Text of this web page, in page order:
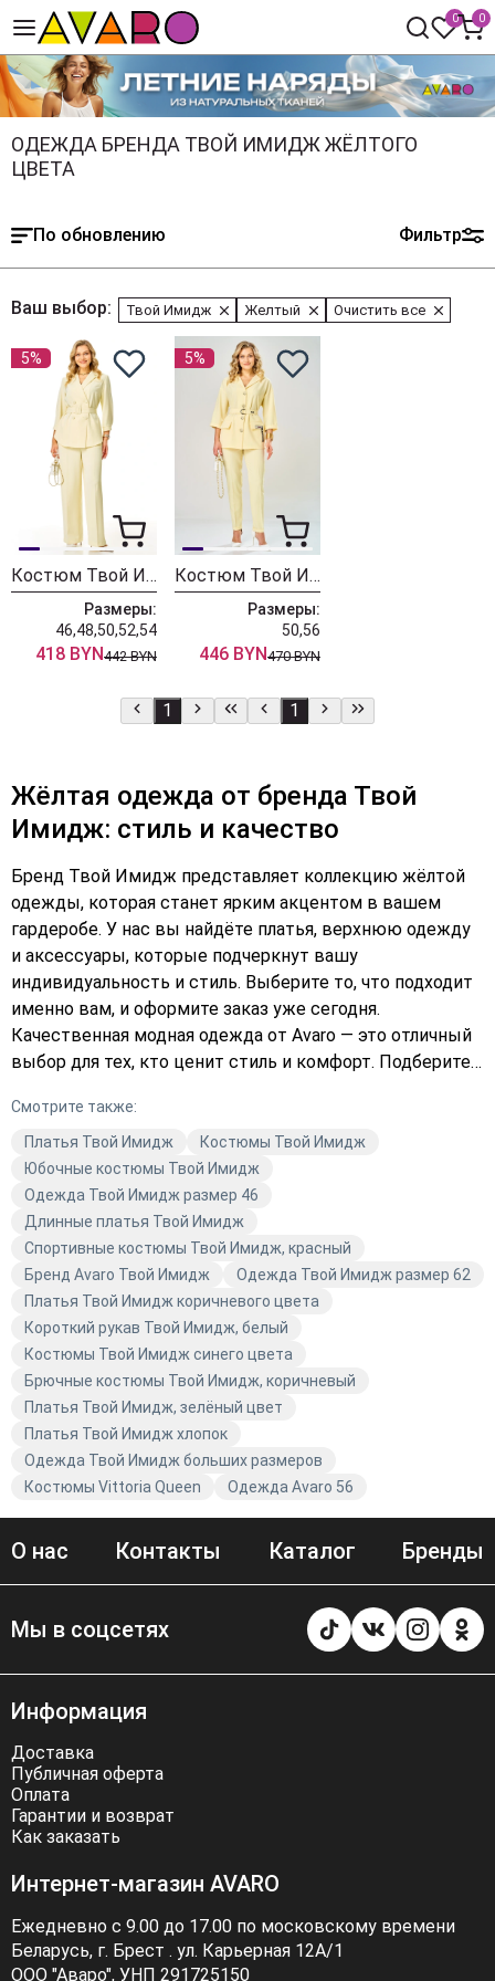
0 0
ОДЕЖДА БРЕНДА ТВОЙ ИМИДЖ ЖЁЛТОГО
ЦВЕТА
По обновлению Фильтр
Ваш выбор: Твой Имидж Желтый Очистить все
5%
Костюм Твой Имидж 2405 шампань
Размеры:
46,48,50,52,54
418 BYN442 BYN
5%
Костюм Твой Имидж 2379 лимонный
Размеры:
50,56
446 BYN470 BYN
1 1
Жёлтая одежда от бренда Твой
Имидж: стиль и качество
Бренд Твой Имидж представляет коллекцию жёлтой
одежды, которая станет ярким акцентом в вашем
гардеробе. У нас вы найдёте платья, верхнюю одежду
и аксессуары, которые подчеркнут вашу
индивидуальность и стиль. Выберите то, что подходит
именно вам, и оформите заказ уже сегодня.
Качественная модная одежда от Avaro — это отличный
выбор для тех, кто ценит стиль и комфорт. Подберите
соответствовать последним трендам моды. Закажите
с доставкой прямо сейчас и добавьте яркие вещи в
свой гардероб. В Avaro вы найдёте всё, что нужно для
создания неповторимого образа. Ваш стиль — это ваше
настроение, и мы поможем вам выразить его через
одежду.
Смотрите также:
Платья Твой Имидж
Костюмы Твой Имидж
Юбочные костюмы Твой Имидж
Одежда Твой Имидж размер 46
Длинные платья Твой Имидж
Спортивные костюмы Твой Имидж, красный
Бренд Avaro Твой Имидж
Одежда Твой Имидж размер 62
Платья Твой Имидж коричневого цвета
Короткий рукав Твой Имидж, белый
Костюмы Твой Имидж синего цвета
Брючные костюмы Твой Имидж, коричневый
Платья Твой Имидж, зелёный цвет
Платья Твой Имидж хлопок
Одежда Твой Имидж больших размеров
Костюмы Vittoria Queen
Одежда Avaro 56
О нас Контакты Каталог Бренды
Мы в соцсетях
Информация
Доставка
Публичная оферта
Оплата
Гарантии и возврат
Как заказать
Интернет-магазин AVARO
Ежедневно с 9.00 до 17.00 по московскому времени
Беларусь, г. Брест . ул. Карьерная 12А/1
ООО "Аваро", УНП 291725150